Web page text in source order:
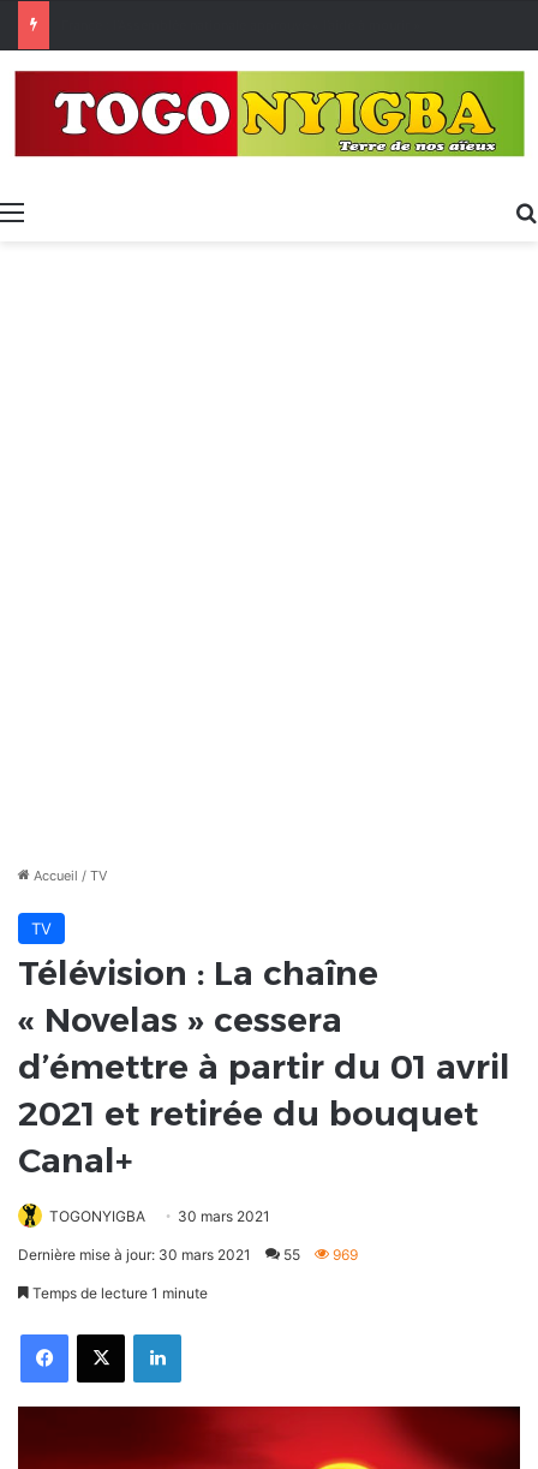
Menu
Accueil / TV
TV
Télévision : La chaîne
« Novelas » cessera
d’émettre à partir du 01 avril
2021 et retirée du bouquet
Canal+
TOGONYIGBA 30 mars 2021
Dernière mise à jour: 30 mars 2021 55 969
Temps de lecture 1 minute
FacebookX Linkedin